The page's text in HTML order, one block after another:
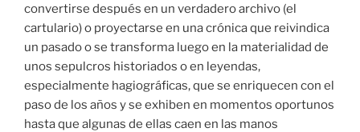
convertirse después en un verdadero archivo (el
cartulario) o proyectarse en una crónica que reivindica
un pasado o se transforma luego en la materialidad de
unos sepulcros historiados o en leyendas,
especialmente hagiográficas, que se enriquecen con el
paso de los años y se exhiben en momentos oportunos
hasta que algunas de ellas caen en las manos